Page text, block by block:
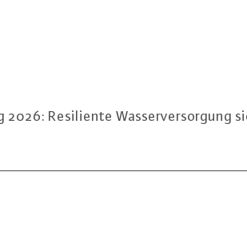
2026: Resiliente Wasserversorgung